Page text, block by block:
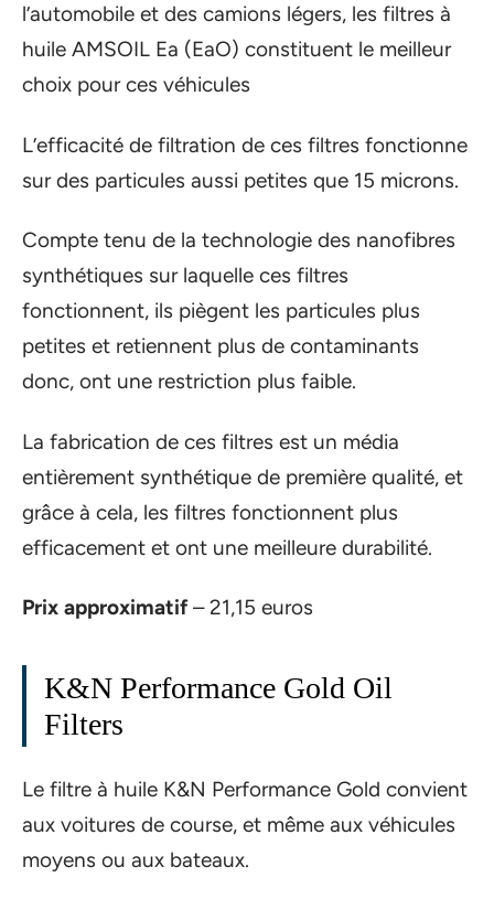
l’automobile et des camions légers, les filtres à
huile AMSOIL Ea (EaO) constituent le meilleur
choix pour ces véhicules
L’efficacité de filtration de ces filtres fonctionne
sur des particules aussi petites que 15 microns.
Compte tenu de la technologie des nanofibres
synthétiques sur laquelle ces filtres
fonctionnent, ils piègent les particules plus
petites et retiennent plus de contaminants
donc, ont une restriction plus faible.
La fabrication de ces filtres est un média
entièrement synthétique de première qualité, et
grâce à cela, les filtres fonctionnent plus
efficacement et ont une meilleure durabilité.
Prix approximatif– 21,15 euros
K&N Performance Gold Oil
Filters
Le filtre à huile K&N Performance Gold convient
aux voitures de course, et même aux véhicules
moyens ou aux bateaux.